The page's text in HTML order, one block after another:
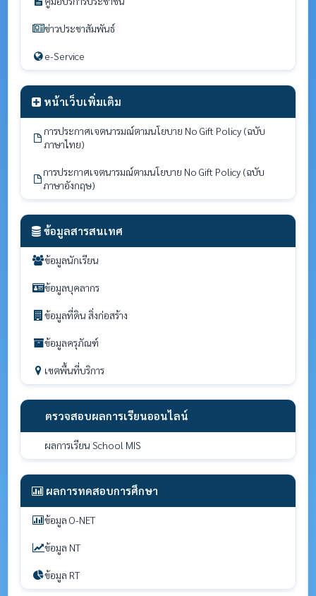
ข่าวประชาสัมพันธ์
e-Service
หน้าเว็บเพิ่มเติม
การประกาศเจตนารมณ์ตามนโยบาย No Gift Policy (ฉบับ
ภาษาไทย)
การประกาศเจตนารมณ์ตามนโยบาย No Gift Policy (ฉบับ
ภาษาอังกฤษ)
ข้อมูลสารสนเทศ
ข้อมูลนักเรียน
ข้อมูลบุคลากร
ข้อมูลที่ดิน สิ่งก่อสร้าง
ข้อมูลครุภัณฑ์
เขตพื้นที่บริการ
ตรวจสอบผลการเรียนออนไลน์
ผลการเรียน School MIS
ผลการทดสอบการศึกษา
ข้อมูล O-NET
ข้อมูล NT
ข้อมูล RT